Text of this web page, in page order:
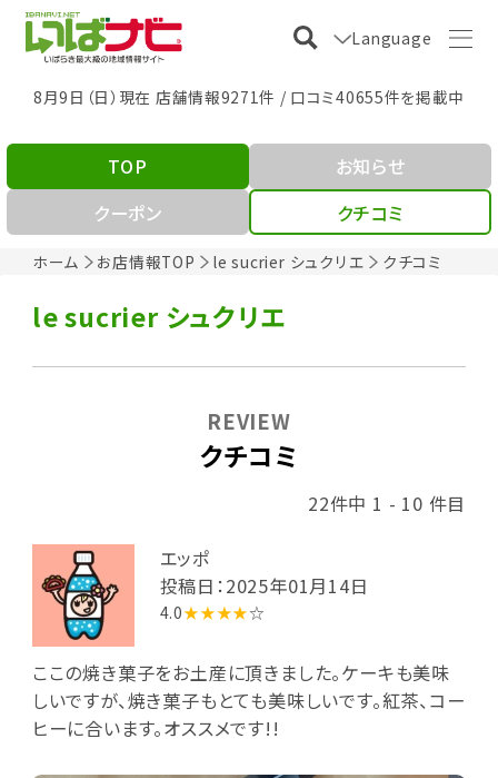
Language
8月9日（日）現在 店舗情報9271件 / 口コミ40655件を掲載中
ホーム お店情報TOP le sucrier シュクリエ クチコミ
TOP
お知らせ
クーポン
クチコミ
le sucrier シュクリエ
クチコミ
REVIEW
22件中 1 - 10 件目
エッポ
投稿日：2025年01月14日
4.0★★★★☆
ここの焼き菓子をお土産に頂きました。ケーキも美味
しいですが、焼き菓子もとても美味しいです。紅茶、コー
ヒーに合います。オススメです!!